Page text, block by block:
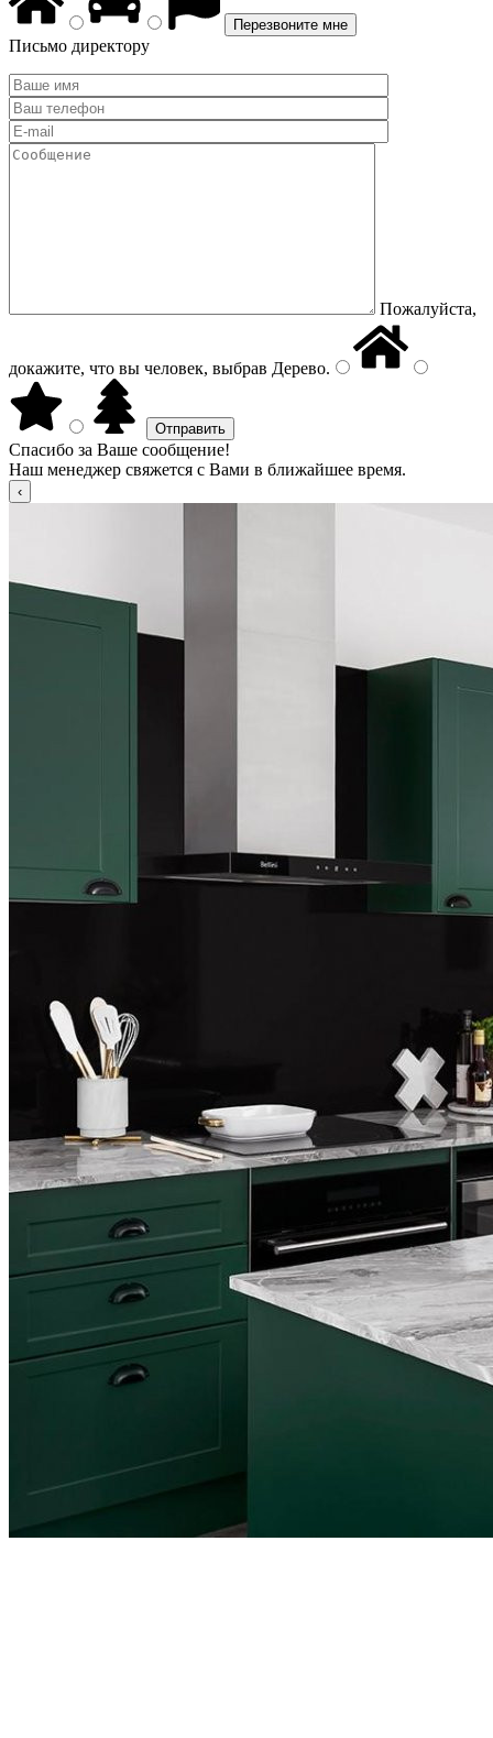
Письмо директору
Пожалуйста,
докажите, что вы человек, выбрав Дерево.
Спасибо за Ваше сообщение!
Наш менеджер свяжется с Вами в ближайшее время.